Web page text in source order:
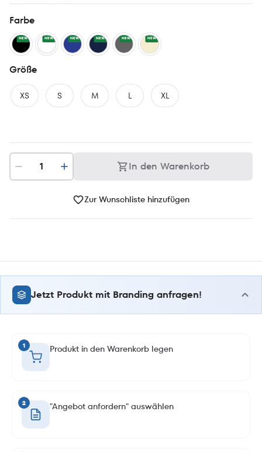
Farbe
NEW NEW NEW NEW NEW NEW
Größe
XS S M L XL
In den Warenkorb
Zur Wunschliste hinzufügen
Jetzt Produkt mit Branding anfragen!
1 Produkt in den Warenkorb legen
2 "Angebot anfordern" auswählen